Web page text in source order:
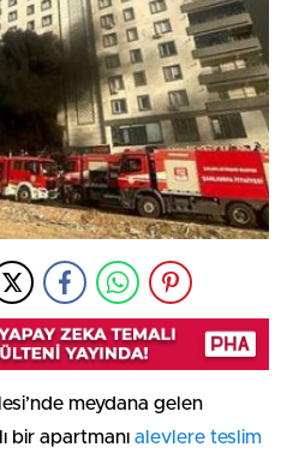
meydana gelen
bir apartmanı alevlere teslim